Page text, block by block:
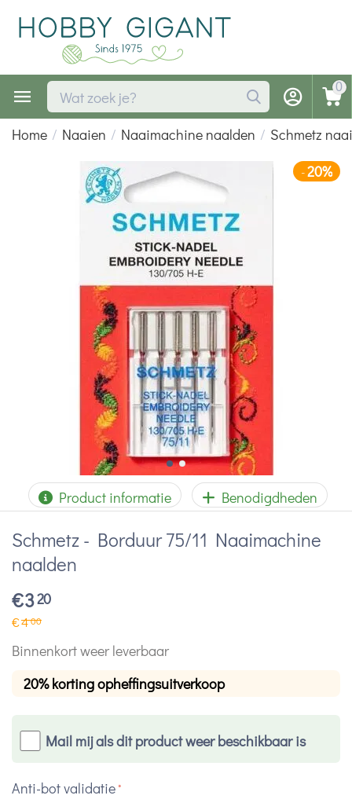
0
Home / Naaien / Naaimachine naalden / Schmetz
-20%
Product informatie Benodigdheden
Schmetz - Borduur 75/11 Naaimachine
naalden
€320
€400
Binnenkort weer leverbaar
20% korting opheffingsuitverkoop
Mail mij als dit product weer beschikbaar is
Anti-bot validatie